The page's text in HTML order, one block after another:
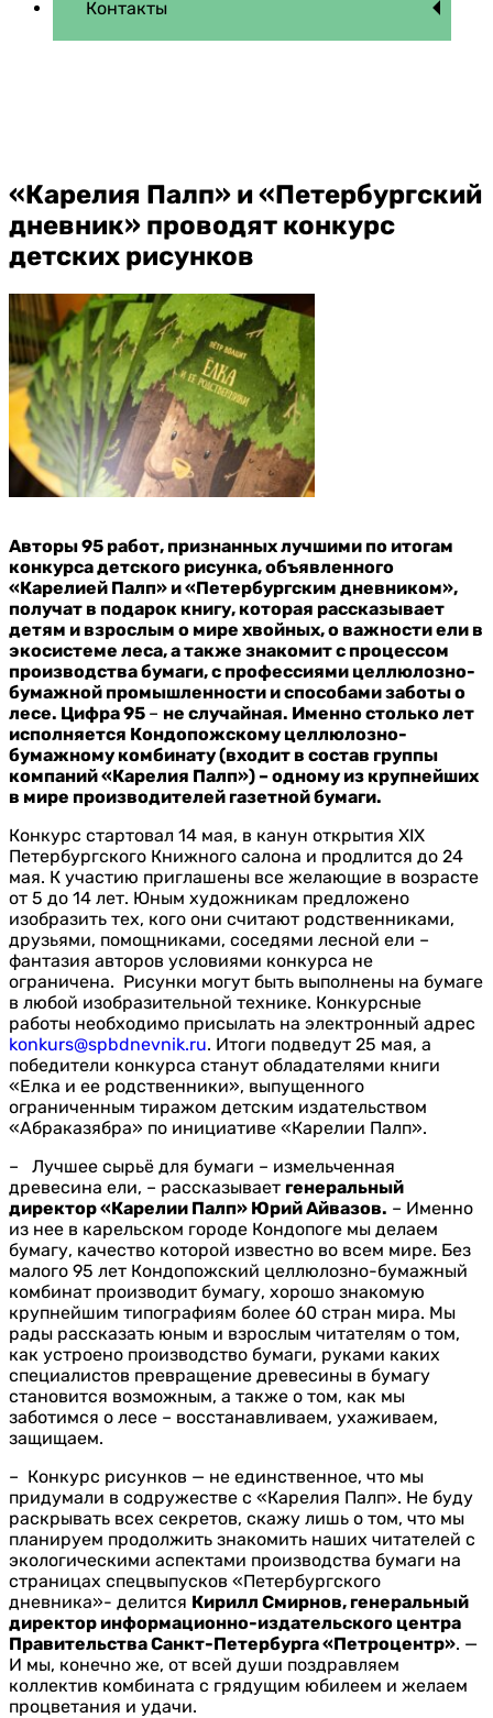
Контакты
«Карелия Палп» и «Петербургский
дневник» проводят конкурс
детских рисунков
Авторы 95 работ, признанных лучшими по итогам
конкурса детского рисунка, объявленного
«Карелией Палп» и «Петербургским дневником»,
получат в подарок книгу, которая рассказывает
детям и взрослым о мире хвойных, о важности ели в
экосистеме леса, а также знакомит с процессом
производства бумаги, с профессиями целлюлозно-
бумажной промышленности и способами заботы о
лесе. Цифра 95 – не случайная. Именно столько лет
исполняется Кондопожскому целлюлозно-
бумажному комбинату (входит в состав группы
компаний «Карелия Палп») – одному из крупнейших
в мире производителей газетной бумаги.
Конкурс стартовал 14 мая, в канун открытия XIX
Петербургского Книжного салона и продлится до 24
мая. К участию приглашены все желающие в возрасте
от 5 до 14 лет. Юным художникам предложено
изобразить тех, кого они считают родственниками,
друзьями, помощниками, соседями лесной ели –
фантазия авторов условиями конкурса не
ограничена. Рисунки могут быть выполнены на бумаге
в любой изобразительной технике. Конкурсные
работы необходимо присылать на электронный адрес
konkurs@spbdnevnik.ru. Итоги подведут 25 мая, а
победители конкурса станут обладателями книги
«Елка и ее родственники», выпущенного
ограниченным тиражом детским издательством
«Абраказябра» по инициативе «Карелии Палп».
– Лучшее сырьё для бумаги – измельченная
древесина ели, – рассказывает генеральный
директор «Карелии Палп» Юрий Айвазов. – Именно
из нее в карельском городе Кондопоге мы делаем
бумагу, качество которой известно во всем мире. Без
малого 95 лет Кондопожский целлюлозно-бумажный
комбинат производит бумагу, хорошо знакомую
крупнейшим типографиям более 60 стран мира. Мы
рады рассказать юным и взрослым читателям о том,
как устроено производство бумаги, руками каких
специалистов превращение древесины в бумагу
становится возможным, а также о том, как мы
заботимся о лесе – восстанавливаем, ухаживаем,
защищаем.
– Конкурс рисунков — не единственное, что мы
придумали в содружестве с «Карелия Палп». Не буду
раскрывать всех секретов, скажу лишь о том, что мы
планируем продолжить знакомить наших читателей с
экологическими аспектами производства бумаги на
страницах спецвыпусков «Петербургского
дневника»- делится Кирилл Смирнов, генеральный
директор информационно-издательского центра
Правительства Санкт-Петербурга «Петроцентр». —
И мы, конечно же, от всей души поздравляем
коллектив комбината с грядущим юбилеем и желаем
процветания и удачи.